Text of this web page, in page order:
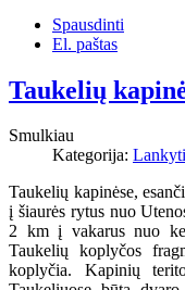
Spausdinti
El. paštas
Taukelių
Smulkiau
Kategorija:
Taukelių kapinėse,
į šiaurės rytus nuo
2 km į vakarus nuo
Taukelių koplyčos
koplyčia. Kapinių